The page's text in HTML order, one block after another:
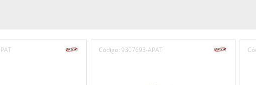
Código: 9307693-APAT